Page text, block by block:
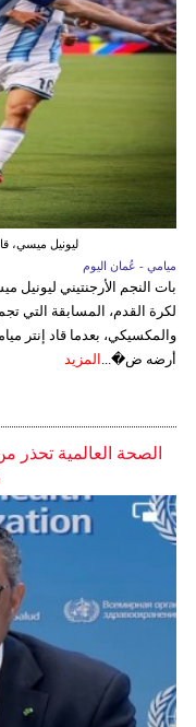
ليونيل ميسي،
ميامي - عُمان اليوم
بات النجم الأرجنتيني
لكرة القدم، المسابقة التي
أرضه ض�... المزيد
الصحة العالمية تحذر